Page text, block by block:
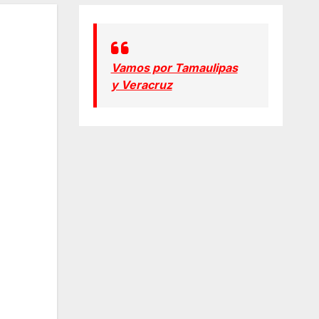
Vamos por Tamaulipas
y Veracruz